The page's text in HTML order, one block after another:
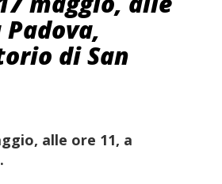
di San
, alle ore 11, a